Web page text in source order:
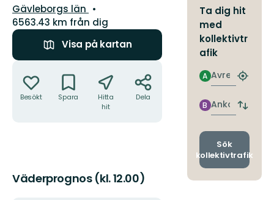
Län:
Gävleborgs län
6563.43 km från dig
Visa på kartan
Besökt Spara
Hitta
hit
Dela
Väderprognos (kl. 12.00)
Ta dig hit
med
kollektivtr
afik
Avresa
A
Hitta
Ankomst
B
Byt
och
Sök
kollektivtrafik